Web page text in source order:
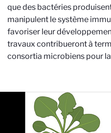
que des bactéries
manipulent le système
favoriser leur
travaux contribueront à
consortia microbiens pour